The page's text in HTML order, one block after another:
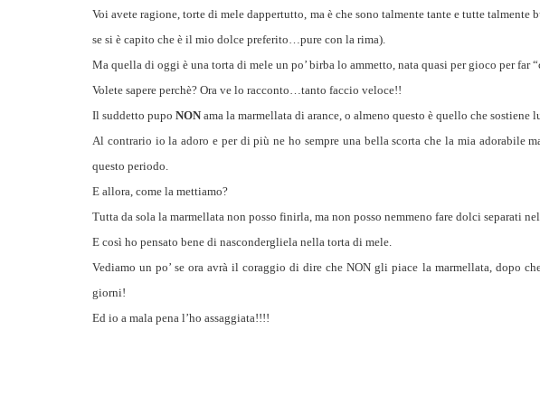
Voi avete ragione, torte di mele dappertutto, ma è che sono talmente tante e tutte talmente
se si è capito che è il mio dolce preferito…pure con la rima).
Ma quella di oggi è una torta di mele un po’ birba lo ammetto, nata quasi per gioco per
Volete sapere perchè? Ora ve lo racconto…tanto faccio veloce!!
Il suddetto pupo NON ama la marmellata di arance, o almeno questo è quello che sostiene
Al contrario io la adoro e per di più ne ho sempre una bella scorta che la mia adorabile
questo periodo.
E allora, come la mettiamo?
Tutta da sola la marmellata non posso finirla, ma non posso nemmeno fare dolci separati
E così ho pensato bene di nascondergliela nella torta di mele.
Vediamo un po’ se ora avrà il coraggio di dire che NON gli piace la marmellata, dopo
giorni!
Ed io a mala pena l’ho assaggiata!!!!